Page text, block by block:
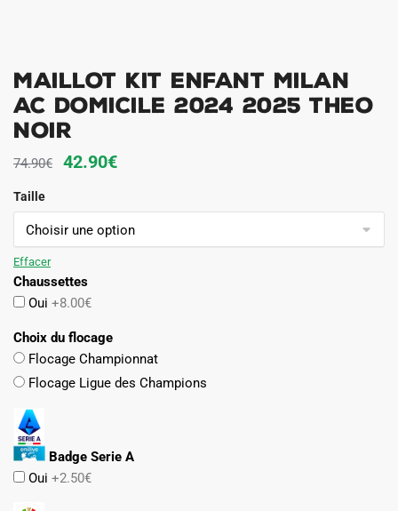
Maillot Kit Enfant Milan
AC Domicile 2024 2025 Theo
Noir
74.90€
Le
initial
était :
42.90€Le
actuel
est :
Taille
Effacer
Chaussettes
Oui +8.00€
Choix du flocage
Flocage Championnat
Flocage Ligue des Champions
Badge Serie A
Oui +2.50€